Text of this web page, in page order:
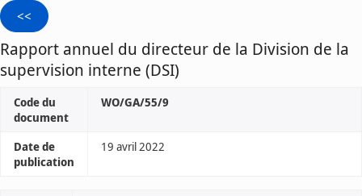
Rapport annuel du directeur de la Division de la
supervision interne (DSI)
Code du
document
WO/GA/55/9
Date de
publication
19 avril 2022